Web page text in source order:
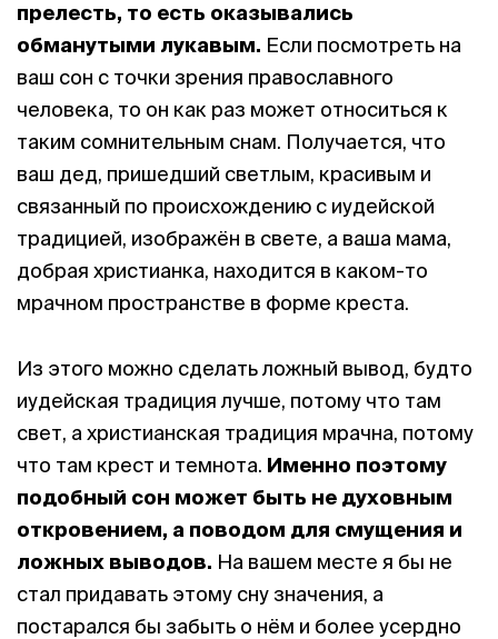
прелесть, то есть оказывались
обманутыми лукавым. Если посмотреть на
ваш сон с точки зрения православного
человека, то он как раз может относиться к
таким сомнительным снам. Получается, что
ваш дед, пришедший светлым, красивым и
связанный по происхождению с иудейской
традицией, изображён в свете, а ваша мама,
добрая христианка, находится в каком-то
мрачном пространстве в форме креста.
Из этого можно сделать ложный вывод, будто
иудейская традиция лучше, потому что там
свет, а христианская традиция мрачна, потому
что там крест и темнота. Именно поэтому
подобный сон может быть не духовным
откровением, а поводом для смущения и
ложных выводов. На вашем месте я бы не
стал придавать этому сну значения, а
постарался бы забыть о нём и более усердно